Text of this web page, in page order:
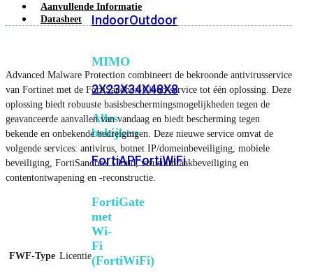
IndoorOutdoor
MIMO
2X23X34X48X8
Alles
bekijken
FortiAPFortiWiFi
FortiGate
met
Wi-
Fi
(FortiWiFi)
Aanvullende Informatie
Datasheet
Advanced Malware Protection combineert de bekroonde antivirusservice
van Fortinet met de FortiSandbox Cloud-service tot één oplossing. Deze
oplossing biedt robuuste basisbeschermingsmogelijkheden tegen de
geavanceerde aanvallen van vandaag en biedt bescherming tegen
bekende en onbekende bedreigingen. Deze nieuwe service omvat de
volgende services: antivirus, botnet IP/domeinbeveiliging, mobiele
beveiliging, FortiSandbox Cloud, virusuitbraakbeveiliging en
contentontwapening en -reconstructie.
FWF-Type Licentie